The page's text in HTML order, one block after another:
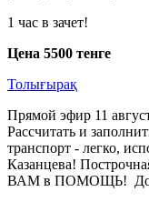
1 час в зачет!
Цена 5500 тенге
Толығырақ
Прямой эфир 11
Рассчитать и
транспорт - легко,
Казанцева!
ВАМ в ПОМОЩЬ!